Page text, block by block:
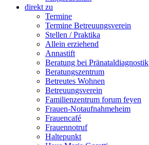
direkt zu
Termine
Termine Betreuungsverein
Stellen / Praktika
Allein erziehend
Annastift
Beratung bei Pränataldiagnostik
Beratungszentrum
Betreutes Wohnen
Betreuungsverein
Familienzentrum forum feyen
Frauen-Notaufnahmeheim
Frauencafé
Frauennotruf
Haltepunkt